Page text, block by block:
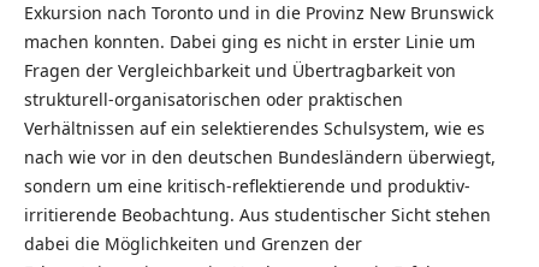
Exkursion nach Toronto und in die Provinz New Brunswick
machen konnten. Dabei ging es nicht in erster Linie um
Fragen der Vergleichbarkeit und Übertragbarkeit von
strukturell-organisatorischen oder praktischen
Verhältnissen auf ein selektierendes Schulsystem, wie es
nach wie vor in den deutschen Bundesländern überwiegt,
sondern um eine kritisch-reflektierende und produktiv-
irritierende Beobachtung. Aus studentischer Sicht stehen
dabei die Möglichkeiten und Grenzen der